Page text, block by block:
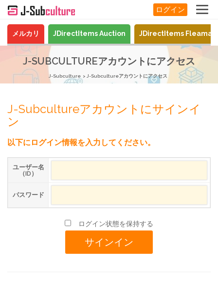
ログイン
メルカリ JDirectItems Auction JDirectItems
J-SUBCULTUREアカウントにアクセス
J-Subculture J-Subcultureアカウントにアクセス
J-Subcultureアカウントにサインイ
ン
以下にログイン情報を入力してください。
ユーザー名
（ID）
パスワード
ログイン状態を保持する